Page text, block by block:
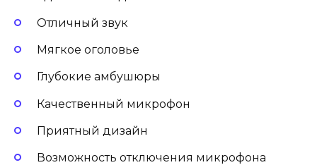
Отличный звук
Мягкое оголовье
Глубокие амбушюры
Качественный микрофон
Приятный дизайн
Возможность отключения микрофона